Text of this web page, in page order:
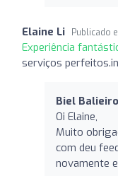
Elaine Li Publicado
Experiência
serviços
Biel
Oi Elaine,
Muito
com deu
novamente